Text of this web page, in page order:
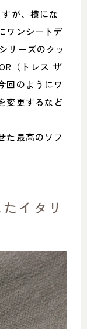
が、横にな
ワンシートデ
リーズのクッ
（トレス ザ
回のようにワ
変更するなど
た最高のソフ
イタリ